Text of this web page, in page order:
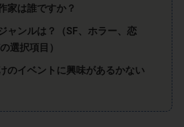
家は誰ですか？
ャンルは？（SF、ホラー、恋
選択項目）
のイベントに興味があるかない